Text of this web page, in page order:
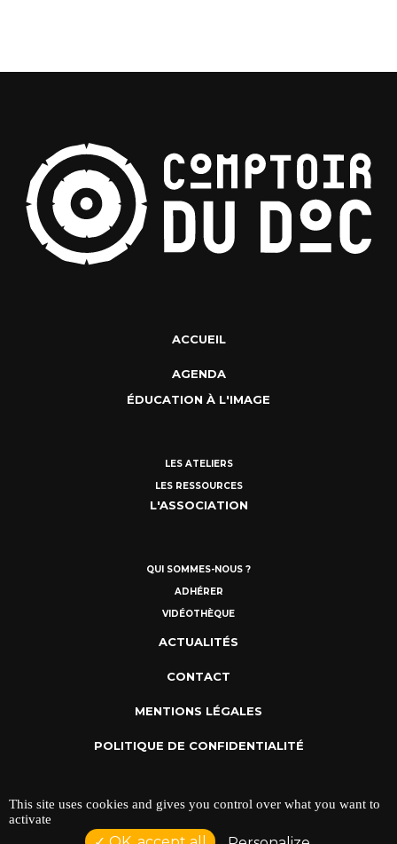
ACCUEIL
AGENDA
ÉDUCATION À L'IMAGE
LES ATELIERS
LES RESSOURCES
L'ASSOCIATION
QUI SOMMES-NOUS ?
ADHÉRER
VIDÉOTHÈQUE
ACTUALITÉS
CONTACT
MENTIONS LÉGALES
POLITIQUE DE CONFIDENTIALITÉ
This site uses cookies and gives you control over what you want to
activate